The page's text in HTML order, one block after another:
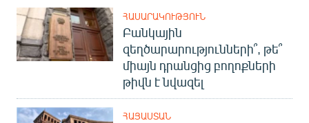
ՀԱՍԱՐԱԿՈՒԹՅՈՒՆ
Բանկային
զեղծարարությունների՞, թե՞
միայն դրանցից բողոքների
թիվն է նվազել
ՀԱՅԱՍՏԱՆ